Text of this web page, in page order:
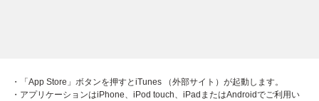
・「App Store」ボタンを押すとiTunes （外部サイト）が起動します。
・アプリケーションはiPhone、iPod touch、iPadまたはAndroidでご利用い